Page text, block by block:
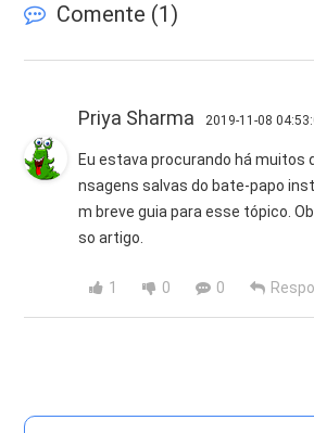
Comente (1)
Priya Sharma 2019-11-08
Eu estava procurando há muitos
nsagens salvas do bate-papo
m breve guia para esse tópico.
so artigo.
1 0 0